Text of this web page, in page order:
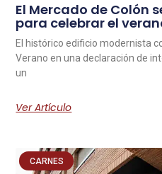
El Mercado de Colón
para celebrar el
El histórico edificio modernista
Verano en una declaración de
un
Ver Artículo
CARNES